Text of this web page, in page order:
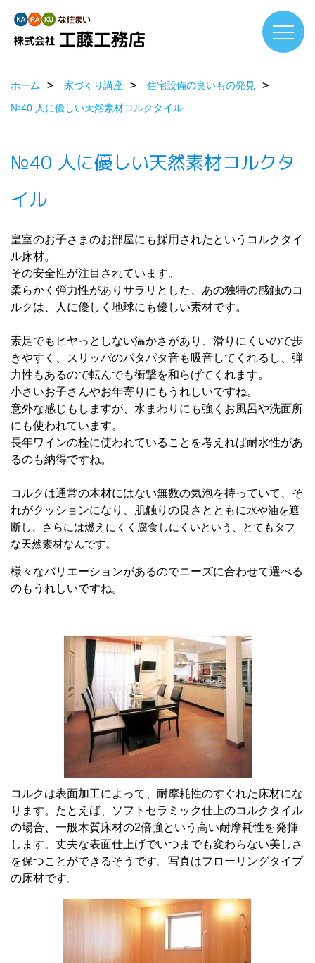
ホーム 家づくり講座
住宅設備の良いもの発見
№40 人に優しい天然素材コルクタイル
№40 人に優しい天然素材コルクタ
イル
皇室のお子さまのお部屋にも採用されたというコルクタイ
ル床材。
その安全性が注目されています。
柔らかく弾力性がありサラリとした、あの独特の感触のコ
ルクは、人に優しく地球にも優しい素材です。
素足でもヒヤっとしない温かさがあり、滑りにくいので歩
きやすく、スリッパのパタパタ音も吸音してくれるし、弾
力性もあるので転んでも衝撃を和らげてくれます。
小さいお子さんやお年寄りにもうれしいですね。
意外な感じもしますが、水まわりにも強くお風呂や洗面所
にも使われています。
長年ワインの栓に使われていることを考えれば耐水性があ
るのも納得ですね。
コルクは通常の木材にはない無数の気泡を持っていて、そ
れがクッションになり、肌触りの良さとともに水や油を遮
断し、さらには燃えにくく腐食しにくいという、とてもタフ
な天然素材なんです。
様々なバリエーションがあるのでニーズに合わせて選べる
のもうれしいですね。
コルクは表面加工によって、耐摩耗性のすぐれた床材にな
ります。たとえば、ソフトセラミック仕上のコルクタイル
の場合、一般木質床材の2倍強という高い耐摩耗性を発揮
します。丈夫な表面仕上げでいつまでも変わらない美しさ
を保つことができるそうです。写真はフローリングタイプ
の床材です。